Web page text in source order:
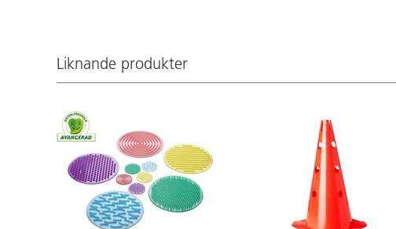
och 1 löpstege.
Liknande produkter